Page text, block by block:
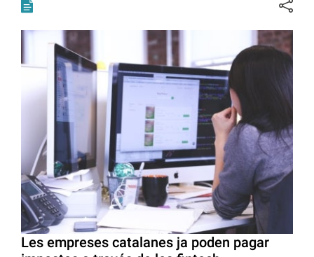
Les empreses catalanes ja poden pagar